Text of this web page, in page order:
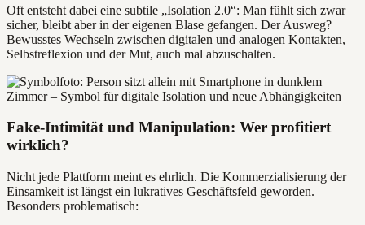
Oft entsteht dabei eine subtile „Isolation 2.0“: Man fühlt sich zwar
sicher, bleibt aber in der eigenen Blase gefangen. Der Ausweg?
Bewusstes Wechseln zwischen digitalen und analogen Kontakten,
Selbstreflexion und der Mut, auch mal abzuschalten.
Fake-Intimität und Manipulation: Wer profitiert
wirklich?
Nicht jede Plattform meint es ehrlich. Die Kommerzialisierung der
Einsamkeit ist längst ein lukratives Geschäftsfeld geworden.
Besonders problematisch: